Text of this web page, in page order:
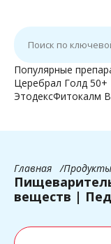
Популярные
Церебрал Голд 50+
ЭтодексФитокалм
веществ |
Главная Продукты